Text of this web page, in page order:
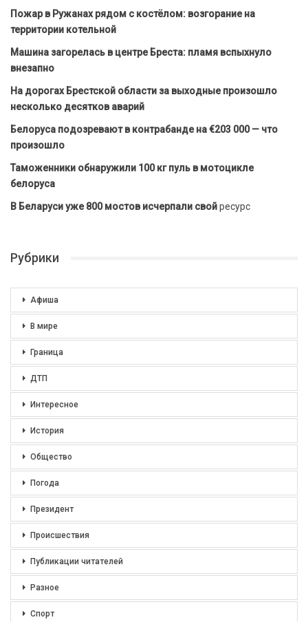
Пожар в Ружанах рядом с костёлом: возгорание на
территории котельной
Машина загорелась в центре Бреста: пламя вспыхнуло
внезапно
На дорогах Брестской области за выходные произошло
несколько десятков аварий
Белоруса подозревают в контрабанде на €203 000 — что
произошло
Таможенники обнаружили 100 кг пуль в мотоцикле
белоруса
В Беларуси уже 800 мостов исчерпали свойресурс
Рубрики
Афиша
В мире
Граница
ДТП
Интересное
История
Общество
Погода
Президент
Происшествия
Публикации читателей
Разное
Спорт